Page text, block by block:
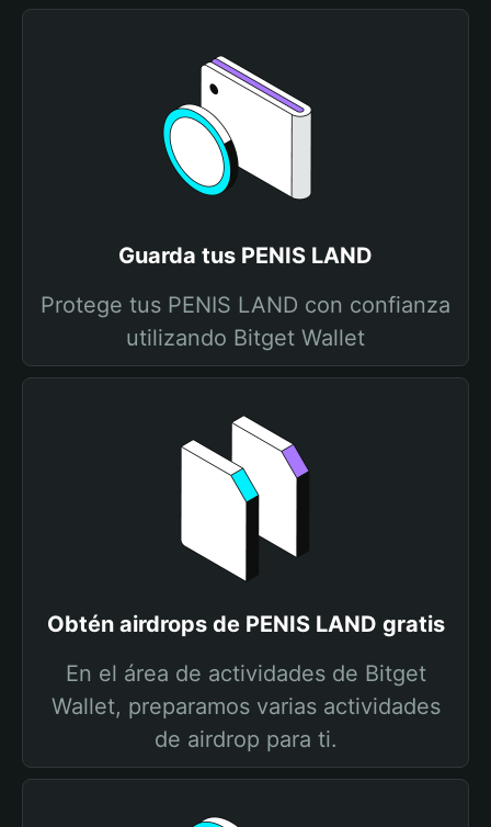
Guarda tus PENIS LAND
Protege tus PENIS LAND con confianza
utilizando Bitget Wallet
Obtén airdrops de PENIS LAND gratis
En el área de actividades de Bitget
Wallet, preparamos varias actividades
de airdrop para ti.